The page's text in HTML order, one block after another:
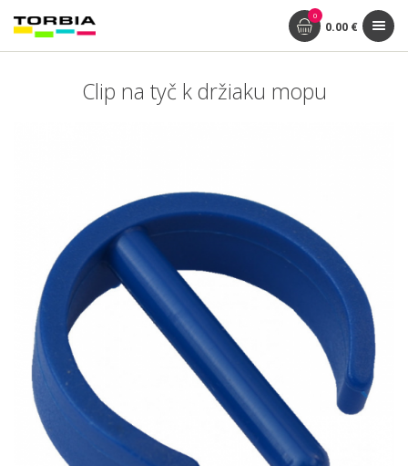
0
0.00 €
Clip na tyč k držiaku mopu